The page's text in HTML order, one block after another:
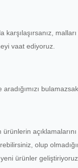
karşılaşırsanız,
vaat ediyoruz.
ürünlerin
olup
ürünler geliştiriyoruz